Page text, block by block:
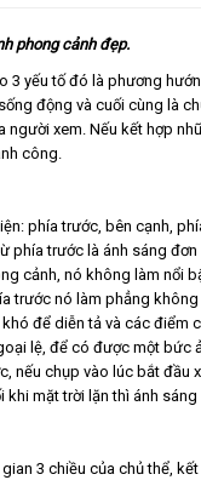
Tìm kiếm
phong cảnh đẹp.
3 yếu tố đó là phương
động và cuối cùng là
người xem. Nếu kết hợp
công.
phía trước, bên cạnh,
phía trước là ánh sáng đơn
cảnh, nó không làm nổi
trước nó làm phẳng
để diễn tả và các điểm
lệ, để có được một bức
nếu chụp vào lúc bắt đầu
khi mặt trời lặn thì ánh sáng
3 chiều của chủ thể,